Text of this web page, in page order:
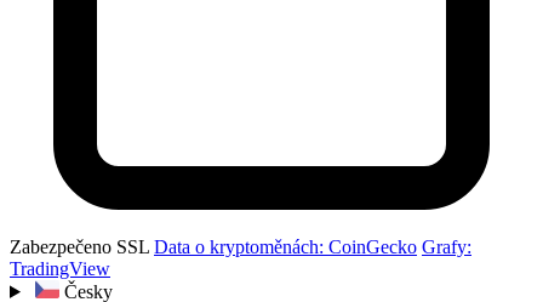
Zabezpečeno SSL Data o kryptoměnách: CoinGecko Grafy:
TradingView
Česky